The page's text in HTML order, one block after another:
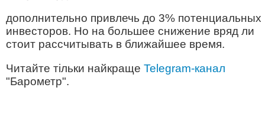
дополнительно привлечь до 3% потенциальных
инвесторов. Но на большее снижение вряд ли
стоит рассчитывать в ближайшее время.
Читайте тільки найкраще Telegram-канал
"Барометр".